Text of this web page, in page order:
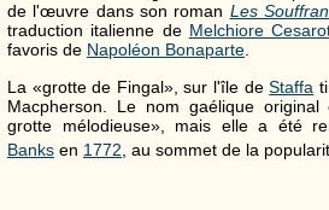
de l'œuvre dans son roman Les
traduction italienne de Melchiore
favoris de Napoléon Bonaparte
La «grotte de Fingal», sur l'île deStaffa
Macpherson. Le nom gaélique
grotte mélodieuse», mais elle a été
Banks en 1772 , au sommet de la